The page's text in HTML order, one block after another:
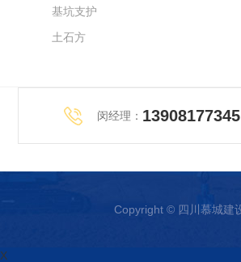
基坑支护
土石方
闵经理： 13908177345
Copyright © 四川慕城
X